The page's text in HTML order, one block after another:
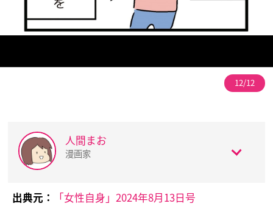
12/12
人間まお
漫画家
出典元： 「女性自身」2024年8月13日号